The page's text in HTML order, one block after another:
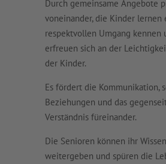
Durch gemeinsame Angebote
voneinander, die Kinder lernen
respektvollen Umgang kennen
erfreuen sich an der
der Kinder.
Es fördert die Kommunikation,
Beziehungen und das
Verständnis füreinander.
Die Senioren können ihr
weitergeben und spüren die